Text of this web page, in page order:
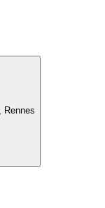
Rennes